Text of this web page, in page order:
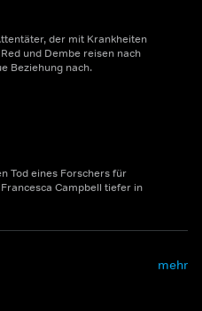
der mit Krankheiten
und Dembe reisen nach
Beziehung nach.
Tod eines Forschers für
Campbell tiefer in
mehr